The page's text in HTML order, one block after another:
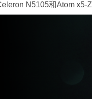
N5105和Atom